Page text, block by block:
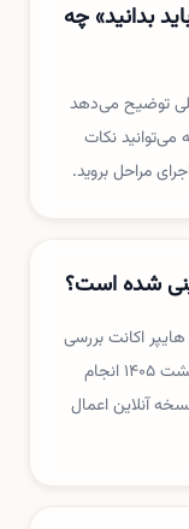
که باید بدانید» چه
توضیح می‌دهد
نکات
مراحل بروید.
شده است؟
اکانت بررسی
می‌شود و آخرین بازبینی آن در تاریخ ۲۱ اردیبهشت ۱۴۰۵ انجام
آنلاین اعمال